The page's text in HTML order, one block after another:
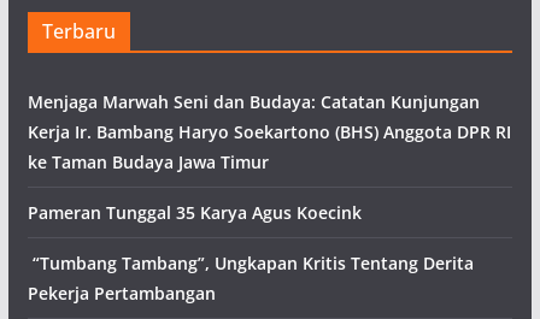
Terbaru
Menjaga Marwah Seni dan Budaya: Catatan Kunjungan
Kerja Ir. Bambang Haryo Soekartono (BHS) Anggota DPR RI
ke Taman Budaya Jawa Timur
Pameran Tunggal 35 Karya Agus Koecink
“Tumbang Tambang”, Ungkapan Kritis Tentang Derita
Pekerja Pertambangan